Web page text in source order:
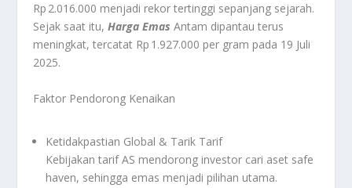
Rp 2.016.000 menjadi rekor tertinggi sepanjang sejarah.
Sejak saat itu,Harga Emas Antam dipantau terus
meningkat, tercatat Rp 1.927.000 per gram pada 19 Juli
2025.
Faktor Pendorong Kenaikan
Ketidakpastian Global & Tarik Tarif
Kebijakan tarif AS mendorong investor cari aset safe
haven, sehingga emas menjadi pilihan utama.